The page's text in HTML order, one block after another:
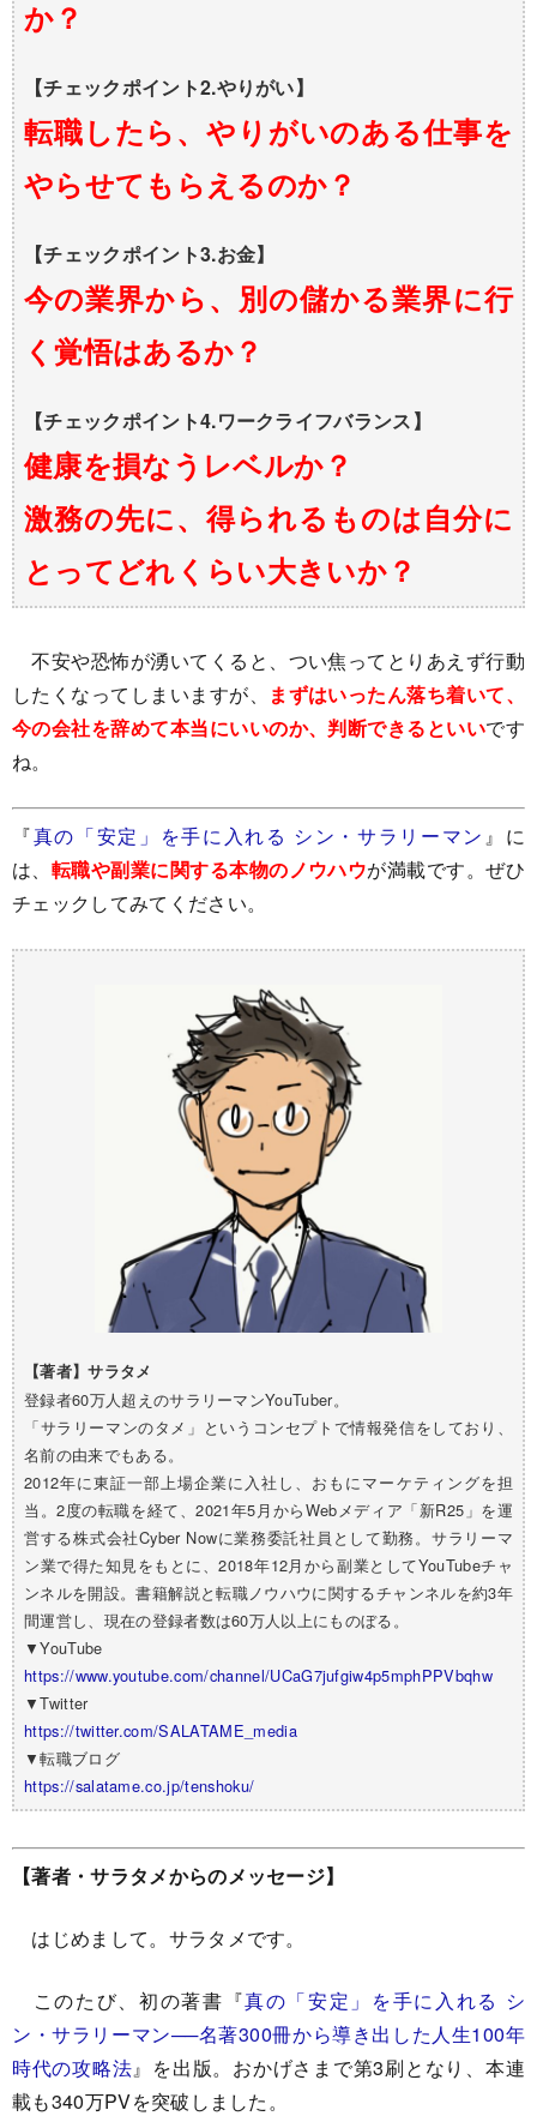
か？
【チェックポイント2.やりがい】
転職したら、やりがいのある仕事を
やらせてもらえるのか？
【チェックポイント3.お金】
今の業界から、別の儲かる業界に行
く覚悟はあるか？
【チェックポイント4.ワークライフバランス】
健康を損なうレベルか？
激務の先に、得られるものは自分に
とってどれくらい大きいか？
不安や恐怖が湧いてくると、つい焦ってとりあえず行動
したくなってしまいますが、
まずはいったん落ち着いて、
今の会社を辞めて本当にいいのか、判断できるといいです
ね。
『真の「安定」を手に入れる シン・サラリーマン 』に
は、 転職や副業に関する本物のノウハウが満載です。ぜひ
チェックしてみてください。
【著者】サラタメ
登録者60万人超えのサラリーマンYouTuber。
「サラリーマンのタメ」というコンセプトで情報発信をしており、
名前の由来でもある。
2012年に東証一部上場企業に入社し、おもにマーケティングを担
当。2度の転職を経て、2021年5月からWebメディア「新R25」を運
営する株式会社Cyber Nowに業務委託社員として勤務。サラリーマ
ン業で得た知見をもとに、2018年12月から副業としてYouTubeチャ
ンネルを開設。書籍解説と転職ノウハウに関するチャンネルを約3年
間運営し、現在の登録者数は60万人以上にものぼる。
▼YouTube
https://www.youtube.com/channel/UCaG7jufgiw4p5mphPPVbqhw
▼Twitter
https://twitter.com/SALATAME_media
▼転職ブログ
https://salatame.co.jp/tenshoku/
【著者・サラタメからのメッセージ】
はじめまして。サラタメです。
このたび、初の著書『真の「安定」を手に入れる シ
ン・サラリーマン──名著300冊から導き出した人生100年
時代の攻略法』を出版。おかげさまで第3刷となり、本連
載も340万PVを突破しました。